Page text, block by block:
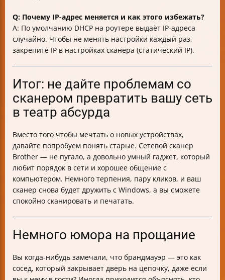
Q: Почему IP-адрес меняется и как этого избежать?
A: По умолчанию DHCP на роутере выдаёт IP-адреса
случайно. Чтобы не менять настройки каждый раз,
закрепите IP в настройках сканера (статический IP).
Итог: не дайте проблемам со
сканером превратить вашу сеть
в театр абсурда
Вместо того чтобы мечтать о новых устройствах,
давайте попробуем понять старые. Сетевой сканер
Brother — не пугало, а довольно умный гаджет, который
любит порядок в сети и хорошее общение с
компьютером. Немного терпения, пару кликов, и ваш
сканер снова будет дружить с Windows, а вы сможете
спокойно сканировать и печатать.
Немного юмора на прощание
Вы когда-нибудь замечали, что брандмауэр — это как
сосед, который закрывает дверь на цепочку, даже если